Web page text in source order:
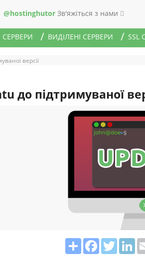
@hostinghutor Зв'яжіться з нами
СЕРВЕРИ ВИДІЛЕНІ СЕРВЕРИ SSL
версії
до підтримуваної
ShareFacebookTwitter